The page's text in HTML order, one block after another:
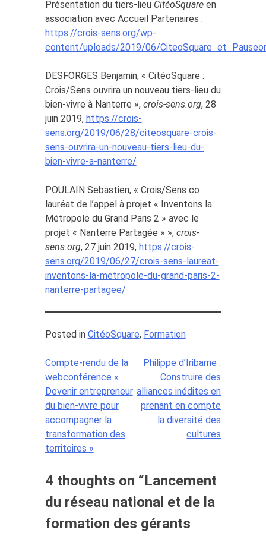
Présentation du tiers-lieu CitéoSquareen
association avec Accueil Partenaires :
https://crois-sens.org/wp-
content/uploads/2019/06/
DESFORGES Benjamin, « CitéoSquare :
Crois/Sens ouvrira un nouveau tiers-lieu du
bien-vivre à Nanterre »,crois-sens.org, 28
juin 2019, https://crois-
sens.org/2019/06/28/citeosquare-crois-
sens-ouvrira-un-nouveau-tiers-lieu-du-
bien-vivre-a-nanterre/
POULAIN Sebastien, « Crois/Sens co
lauréat de l’appel à projet « Inventons la
Métropole du Grand Paris 2 » avec le
projet « Nanterre Partagée » », crois-
sens.org, 27 juin 2019, https://crois-
sens.org/2019/06/27/crois-sens-laureat-
inventons-la-metropole-du-grand-paris-2-
nanterre-partagee/
Posted in CitéoSquare, Formation
Navigation
de
l’article
Compte-rendu de la
webconférence «
Devenir entrepreneur
du bien-vivre pour
accompagner la
transformation des
territoires »
Philippe d’Iribarne :
Construire des
alliances inédites en
prenant en compte
la diversité des
cultures
4 thoughts on “Lancement
du réseau national et de la
formation des gérants